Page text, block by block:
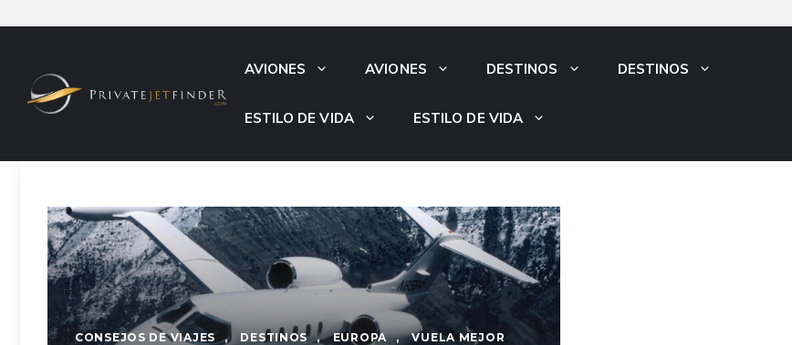
AVIONES AVIONES DESTINOS DESTINOS
ESTILO DE VIDA ESTILO DE VIDA
CONSEJOS DE VIAJES , DESTINOS , EUROPA , VUELA MEJOR